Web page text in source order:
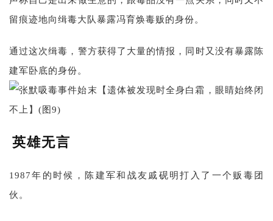
留痕迹地向缉毒大队暴露冯育焕毒贩的身份。
通过这次缉毒，警方获得了大量的情报，同时又没有暴露陈
建军卧底的身份。
英雄无言
1987年的时候，陈建军和战友戚砚明打入了一个贩毒团
伙。